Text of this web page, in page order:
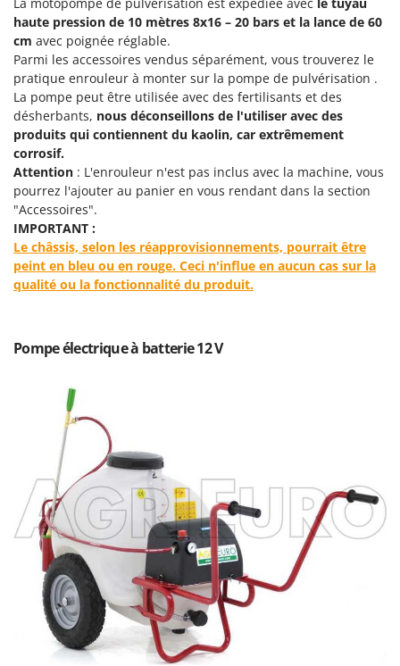
Machines pour la transformation des fruits
Machines sous vide
Motobineuses
Motoculteurs
Motofaucheuses
Motopompes pour irrigation
Moulins à céréales électriques
Moulins à farine
N
Nettoyeurs et Balais à vapeur
Nettoyeurs haute pression
P
Peignes vibreurs et Secoueurs à olives
Perches Élagueuses
Pétrins à Spirale
Piscines
Planteuses de pommes de terre pour tracteur
Plateaux de coupe pour tracteur
Plumeuses
Pompes d'irrigation à tracteur
Pompes de transfert
Pompes immergées électriques
Postes à souder
Famur
FARMER
FBC
Ferrari Group
Ferroni
Ferrua
FIAC
FIEM
Fimar
FINI
Fiorentini
Fontana Forni
Forest Master
Francini
G3 Ferrari
Gardena
Garofalo
GeoTech
GeoTech Pro
Gierre
Ginko - MGM
Gipeco
haute pression de 10 mètres 8x16 – 20 bars et la lance de 60
cm avec poignée réglable.
Parmi les accessoires vendus séparément, vous trouverez le
pratique enrouleur à monter sur la pompe de pulvérisation .
La pompe peut être utilisée avec des fertilisants et des
désherbants, nous déconseillons de l'utiliser avec des
produits qui contiennent du kaolin, car extrêmement
corrosif.
Attention : L'enrouleur n'est pas inclus avec la machine, vous
pourrez l'ajouter au panier en vous rendant dans la section
"Accessoires".
IMPORTANT :
Le châssis, selon les réapprovisionnements, pourrait être
peint en bleu ou en rouge. Ceci n'influe en aucun cas sur la
qualité ou la fonctionnalité du produit.
Pompe électrique à batterie 12 V